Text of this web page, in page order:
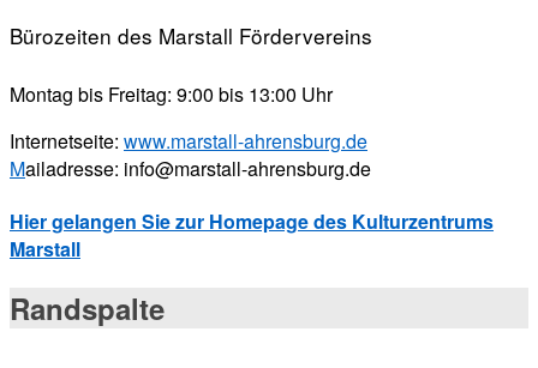
Bürozeiten des Marstall Fördervereins
Montag bis Freitag: 9:00 bis 13:00 Uhr
Internetseite: www.marstall-ahrensburg.de
Mailadresse: info@marstall-ahrensburg.de
Hier gelangen Sie zur Homepage des Kulturzentrums
Marstall
Randspalte